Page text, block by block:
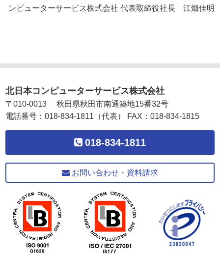
ンピューターサービス株式会社 代表取締役社長 江畑佳明
北日本コンピューターサービス株式会社
〒010-0013 秋田県秋田市南通築地15番32号
電話番号：018-834-1811 （代表） FAX：018-834-1815
018-834-1811
お問い合わせ・資料請求